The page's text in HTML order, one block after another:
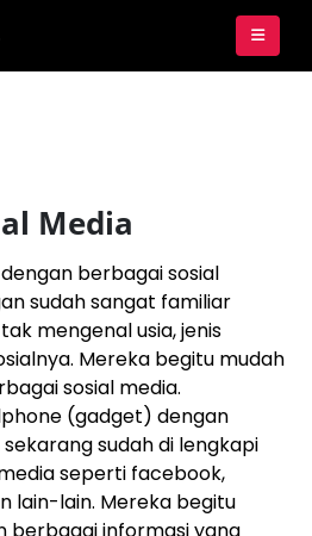
Media
berbagai sosial
sudah sangat familiar
mengenal usia, jenis
Mereka begitu mudah
sosial media.
(gadget) dengan
sudah di lengkapi
seperti facebook,
lain-lain. Mereka begitu
berbagai informasi yang